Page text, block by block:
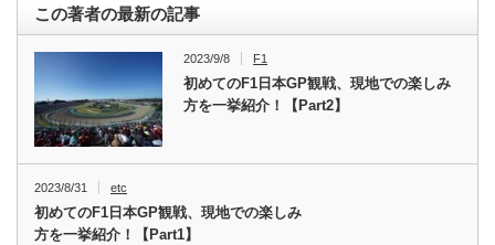
この著者の最新の記事
2023/9/8 F1
初めてのF1日本GP観戦、現地での楽しみ
方を一挙紹介！【Part2】
2023/8/31 etc
初めてのF1日本GP観戦、現地での楽しみ
方を一挙紹介！【Part1】